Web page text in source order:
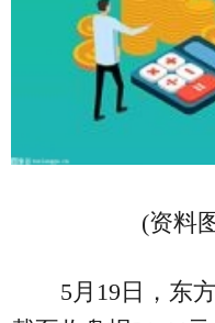
(资料
5月19日，东